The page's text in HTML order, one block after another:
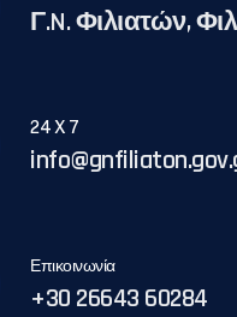
Γ.N. Φιλιατών,
24 X 7
Επικοινωνία
+30 26643 60284